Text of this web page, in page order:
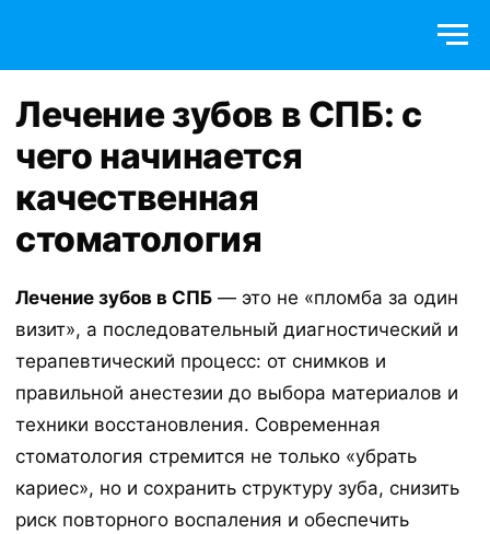
Лечение зубов в СПБ: с
чего начинается
качественная
стоматология
Лечение зубов в СПБ — это не «пломба за один
визит», а последовательный диагностический и
терапевтический процесс: от снимков и
правильной анестезии до выбора материалов и
техники восстановления. Современная
стоматология стремится не только «убрать
кариес», но и сохранить структуру зуба, снизить
риск повторного воспаления и обеспечить